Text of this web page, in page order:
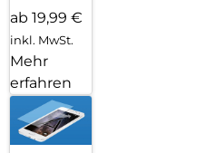
ab 19,99 €
inkl. MwSt.
Mehr
erfahren